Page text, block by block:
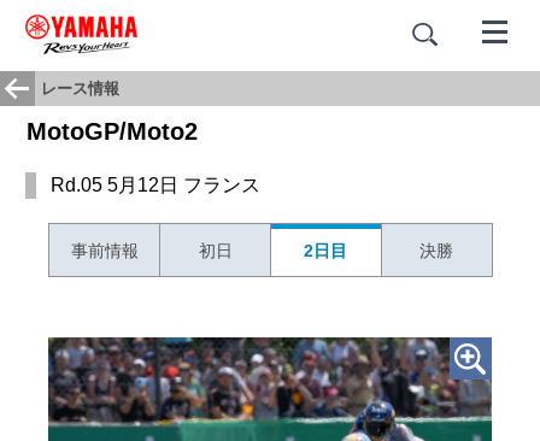
レース情報
MotoGP/Moto2
Rd.05 5月12日 フランス
事前情報 初日 2日目 決勝